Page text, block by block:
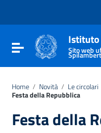
Vai al footer
Attiva / disattiva laIstituto
Sito web
Home / Novità / Le circolari
Festa della Repubblica
Festa della